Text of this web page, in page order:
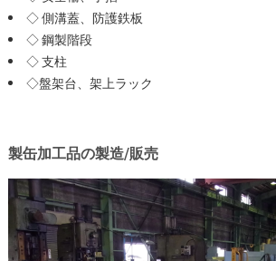
◇ 側溝蓋、防護鉄板
◇ 鋼製階段
◇ 支柱
◇盤架台、架上ラック
製缶加工品の製造/販売